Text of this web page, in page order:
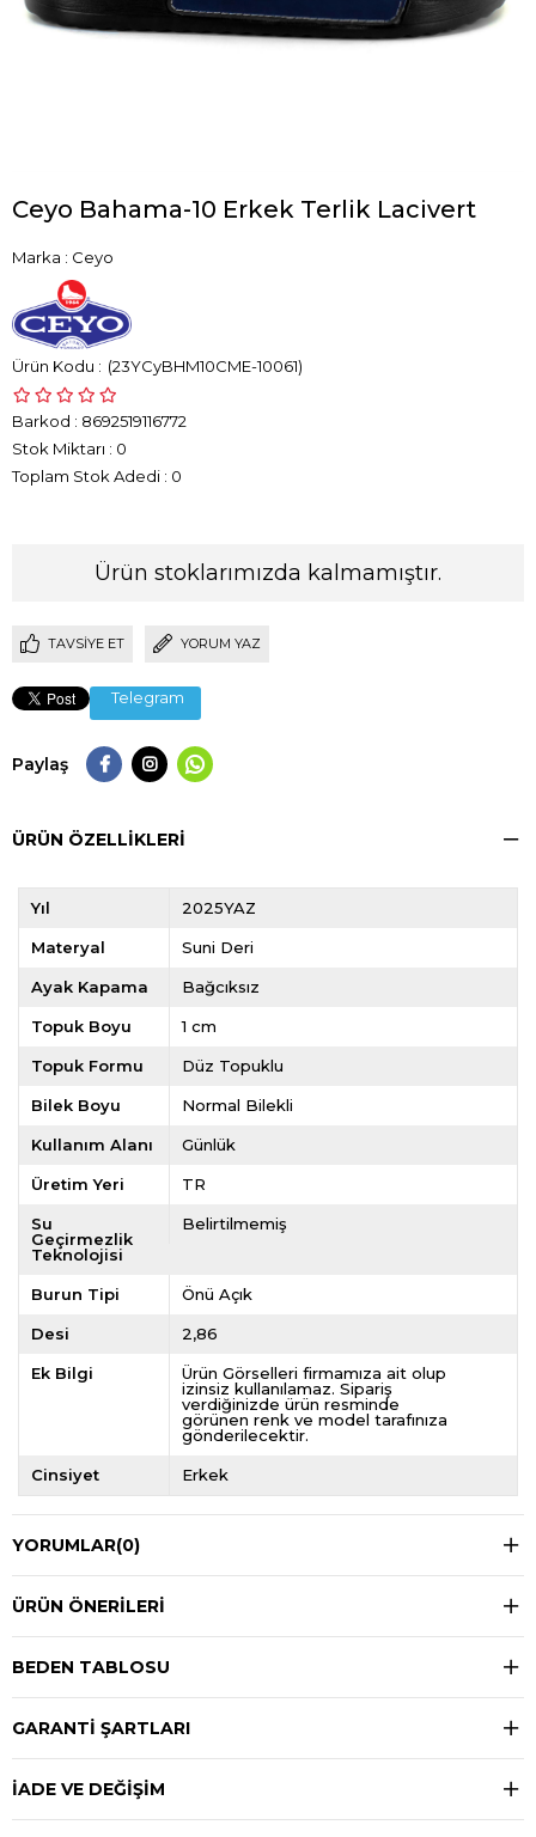
Ceyo Bahama-10 Erkek Terlik Lacivert
Marka : Ceyo
(23YCyBHM10CME-10061)
Barkod : 8692519116772
Stok Miktarı : 0
Toplam Stok Adedi : 0
Ürün stoklarımızda kalmamıştır.
TAVSIYE ET YORUM YAZ
Telegram
Paylaş
ÜRÜN ÖZELLIKLERI
Yıl 2025YAZ
Materyal Suni Deri
Ayak Kapama Bağcıksız
Topuk Boyu 1 cm
Topuk Formu Düz Topuklu
Bilek Boyu Normal Bilekli
Kullanım Alanı Günlük
Üretim Yeri TR
Su
Geçirmezlik
Teknolojisi
Belirtilmemiş
Burun Tipi Önü Açık
Desi 2,86
Ek Bilgi
Ürün Görselleri firmamıza ait olup
izinsiz kullanılamaz. Sipariş
verdiğinizde ürün resminde
görünen renk ve model tarafınıza
gönderilecektir.
Cinsiyet Erkek
YORUMLAR(0)
ÜRÜN ÖNERILERI
BEDEN TABLOSU
GARANTİ ŞARTLARI
İADE VE DEĞİŞİM